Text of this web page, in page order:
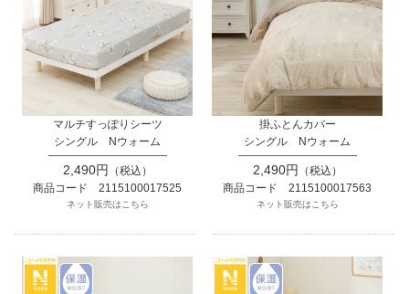
マルチすっぽりシーツ
シングル Nウォーム
2,490円
（税込）
商品コード 2115100017525
ネット販売はこちら
掛ふとんカバー
シングル Nウォーム
2,490円
（税込）
商品コード 2115100017563
ネット販売はこちら